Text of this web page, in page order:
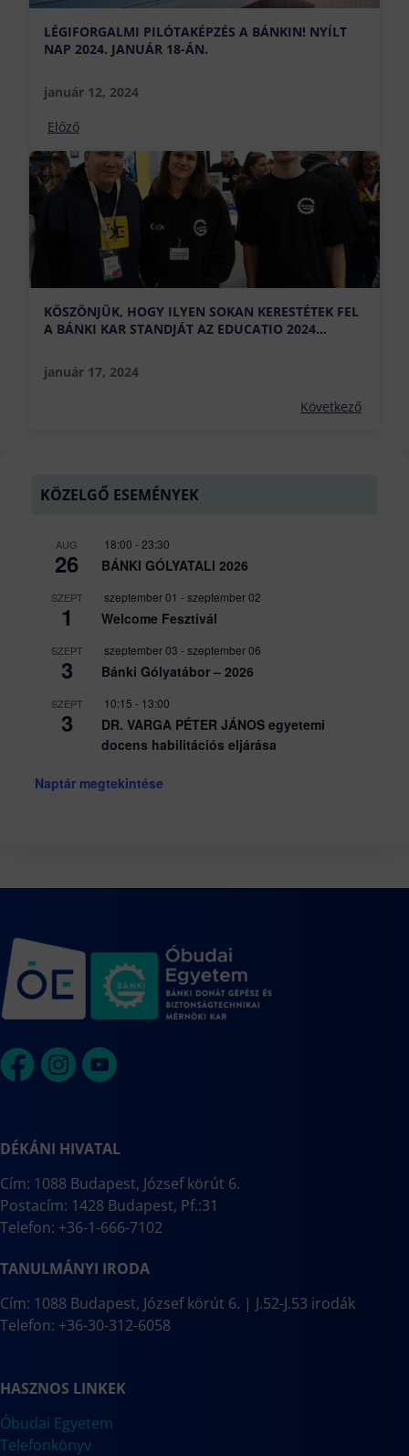
LÉGIFORGALMI PILÓTAKÉPZÉS A BÁNKIN! NYÍLT
NAP 2024. JANUÁR 18-ÁN.
január 12, 2024
Előző
KÖSZÖNJÜK, HOGY ILYEN SOKAN KERESTÉTEK FEL
A BÁNKI KAR STANDJÁT AZ EDUCATIO 2024
január 17, 2024
Következő
KÖZELGŐ ESEMÉNYEK
AUG
26
18:00 - 23:30
BÁNKI GÓLYATALI 2026
SZEPT
1
szeptember 01 -szeptember 02
Welcome Fesztivál
SZEPT
3
szeptember 03 -szeptember 06
Bánki Gólyatábor – 2026
SZEPT
3
10:15 - 13:00
DR. VARGA PÉTER JÁNOS egyetemi
docens habilitációs eljárása
Naptár megtekintése
DÉKÁNI HIVATAL
Cím: 1088 Budapest, József körút 6.
Postacím: 1428 Budapest, Pf.:31
Telefon: +36-1-666-7102
TANULMÁNYI IRODA
Cím: 1088 Budapest, József körút 6. | J.52-J.53 irodák
Telefon: +36-30-312-6058
HASZNOS LINKEK
Óbudai Egyetem
Telefonkönyv